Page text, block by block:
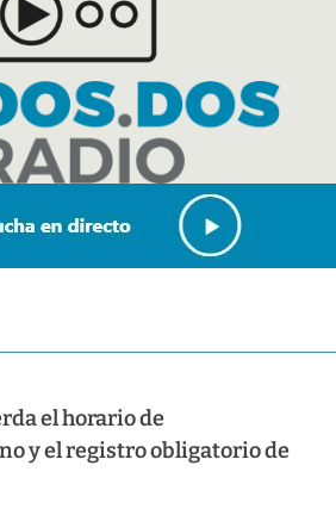
herramientas
el horario de
y el registro obligatorio de